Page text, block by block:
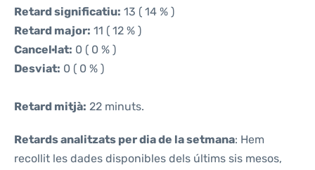
Retard significatiu: 13 ( 14 % )
Retard major: 11 ( 12 % )
Cancel·lat: 0 ( 0 % )
Desviat: 0 ( 0 % )
Retard mitjà: 22 minuts.
Retards analitzats per dia de la setmana: Hem
recollit les dades disponibles dels últims sis mesos,